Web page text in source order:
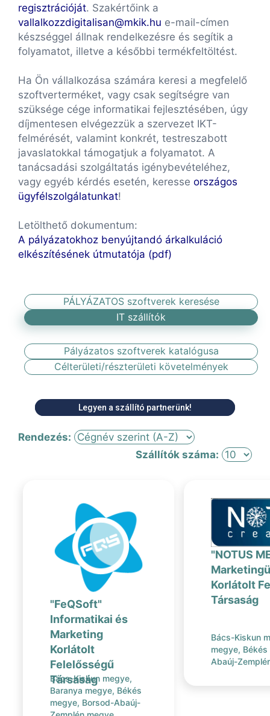
regisztrációját. Szakértőink a
vallalkozzdigitalisan@mkik.hu e-mail-címen
készséggel állnak rendelkezésre és segítik a
folyamatot, illetve a későbbi termékfeltöltést.
Ha Ön vállalkozása számára keresi a megfelelő
szoftverterméket, vagy csak segítségre van
szüksége cége informatikai fejlesztésében, úgy
díjmentesen elvégezzük a szervezet IKT-
felmérését, valamint konkrét, testreszabott
javaslatokkal támogatjuk a folyamatot. A
tanácsadási szolgáltatás igénybevételéhez,
vagy egyéb kérdés esetén, keresse országos
ügyfélszolgálatunkat!
Letölthető dokumentum:
A pályázatokhoz benyújtandó árkalkuláció
elkészítésének útmutatója (pdf)
PÁLYÁZATOS szoftverek keresése
IT szállítók
Pályázatos szoftverek katalógusa
Célterületi/részterületi követelmények
Legyen a szállító partnerünk!
Rendezés:
Szállítók száma:
"FeQSoft"
Informatikai és
Marketing
Korlátolt
Felelősségű
Társaság
Bács-Kiskun megye,
Baranya megye, Békés
megye, Borsod-Abaúj-
"NOTUS
Korlátolt
Társaság
Bács-Kiskun
megye,
Abaúj-